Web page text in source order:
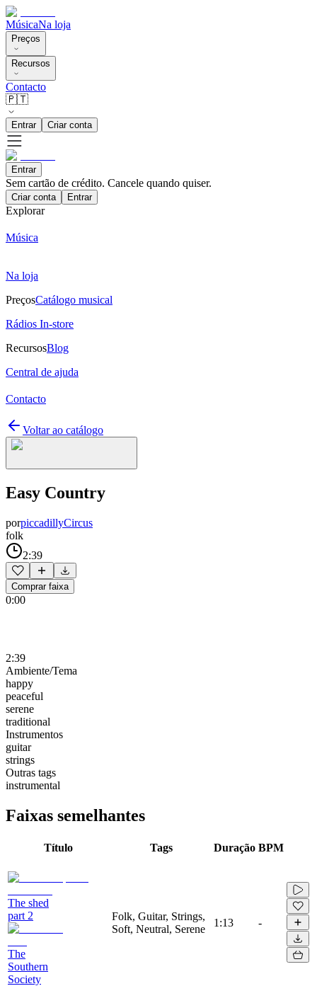
MúsicaNa loja
Preços
Recursos
Contacto
🇵🇹
Entrar Criar conta
Entrar
Sem cartão de crédito. Cancele quando quiser.
Criar conta Entrar
Explorar
Música
Na loja
PreçosCatálogo musical
Rádios In-store
RecursosBlog
Central de ajuda
Contacto
Voltar ao catálogo
Easy Country
porpiccadillyCircus
folk
2:39
Comprar faixa
0:00
2:39
Ambiente/Tema
happy
peaceful
serene
traditional
Instrumentos
guitar
strings
Outras tags
instrumental
Faixas semelhantes
Título Tags Duração BPM
The shed
part 2
The
Southern
Society
Folk, Guitar, Strings,
Soft, Neutral, Serene
1:13 -